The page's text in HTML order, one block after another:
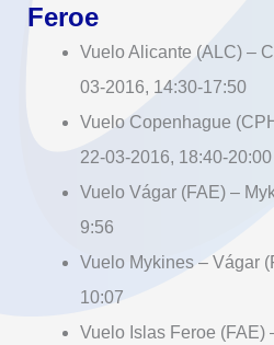
Feroe
Vuelo Alicante (ALC) –
03-2016, 14:30-17:50
Vuelo Copenhague
22-03-2016, 18:40-20:00
Vuelo Vágar (FAE) –
9:56
Vuelo Mykines – Vágar
10:07
Vuelo Islas Feroe (FAE)